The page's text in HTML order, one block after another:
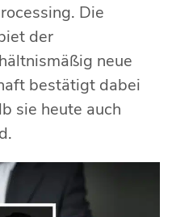
Die
der
neue
bestätigt dabei
sie heute auch